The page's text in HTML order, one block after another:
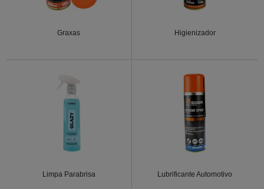
Graxas Higienizador
Limpa Parabrisa Lubrificante Automotivo